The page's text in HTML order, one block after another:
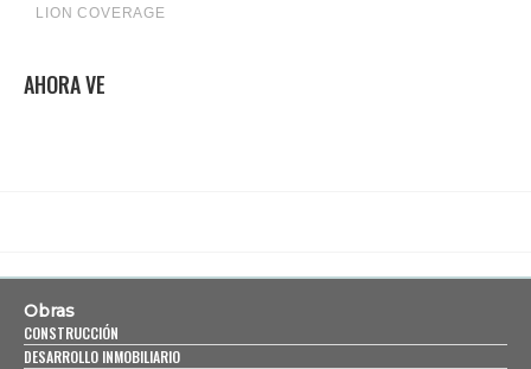
AHORA VE
Obras
CONSTRUCCIÓN
DESARROLLO INMOBILIARIO